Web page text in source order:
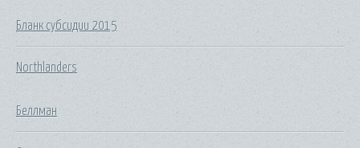
Бланк субсидии 2015
Northlanders
Беллман